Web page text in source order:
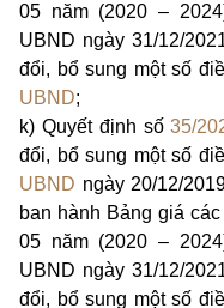
05 năm (2020 –
UBND ngày 31/12/
đổi, bổ sung một số
UBND;
k) Quyết định số35/
đổi, bổ sung một số
UBND ngày 20/12/
ban hành Bảng giá
05 năm (2020 –
UBND ngày 31/12/
đổi, bổ sung một số